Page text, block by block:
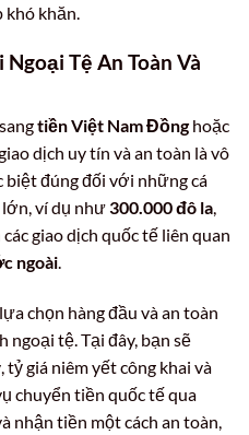
khó khăn.
Tệ An Toàn Và
sangtiền Việt Nam Đồnghoặc
dịch uy tín và an toàn là vô
biệt đúng đối với những cá
lớn, ví dụ như300.000 đô la,
giao dịch quốc tế liên quan
ngoài.
chọn hàng đầu và an toàn
ngoại tệ. Tại đây, bạn sẽ
giá niêm yết công khai và
chuyển tiền quốc tế qua
nhận tiền một cách an toàn,